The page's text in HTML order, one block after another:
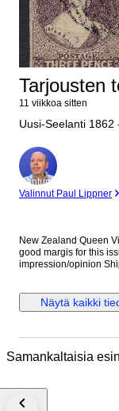
Tarjousten
11 viikkoa sitten
Uusi-Seelanti
asiantuntija
Valinnut Paul Lippner
New Zealand Queen
good margis for this
Näytä kaikki
Samankaltaisia